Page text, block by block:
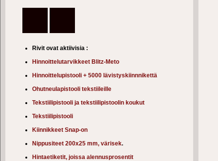
Rivit ovat aktiivisia :
Hinnoittelutarvikkeet Blitz-Meto
Hinnoittelupistooli + 5000 lävistyskiinnnikettä
Ohutneulapistooli tekstiileille
Tekstiilipistooli ja tekstiilipistoolin koukut
Tekstiilipistooli
Kiinnikkeet Snap-on
Nippusiteet 200x25 mm, värisek.
Hintaetiketit, joissa alennusprosentit